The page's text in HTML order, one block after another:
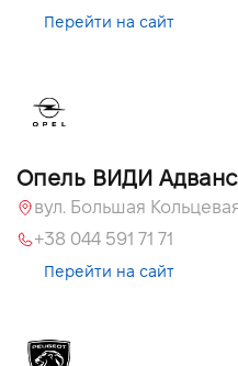
Перейти на сайт
Опель ВИДИ Адванс
+38 044 591 71 71
Перейти на сайт